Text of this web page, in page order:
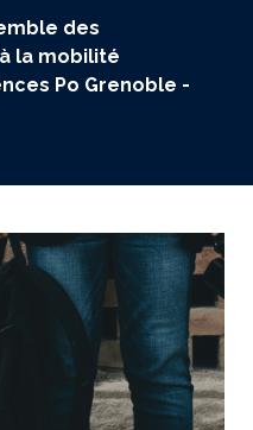
des
la mobilité
Po Grenoble -